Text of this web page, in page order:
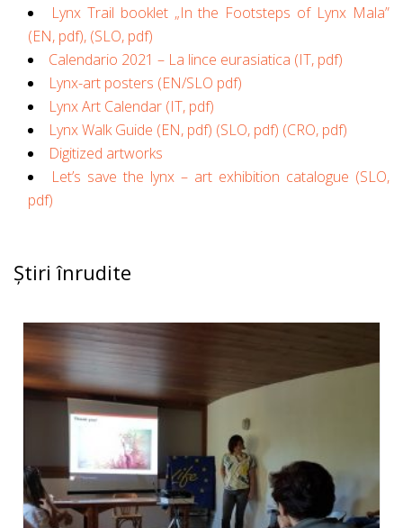
Lynx Trail booklet „In the Footsteps of Lynx Mala”
(EN, pdf), (SLO, pdf)
Calendario 2021 – La lince eurasiatica (IT, pdf)
Lynx-art posters (EN/SLO pdf)
Lynx Art Calendar (IT, pdf)
Lynx Walk Guide (EN, pdf) (SLO, pdf) (CRO, pdf)
Digitized artworks
Let’s save the lynx – art exhibition catalogue (SLO,
pdf)
Știri înrudite